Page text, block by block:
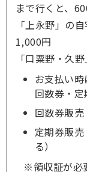
まで行くと、
「上永野」の
1,000円
「口粟野・久
お支払い
回数券・
回数券販
定期券販
る）
※領収証が必